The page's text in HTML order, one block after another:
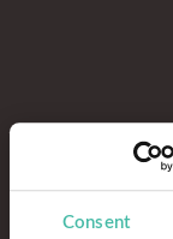
Consent